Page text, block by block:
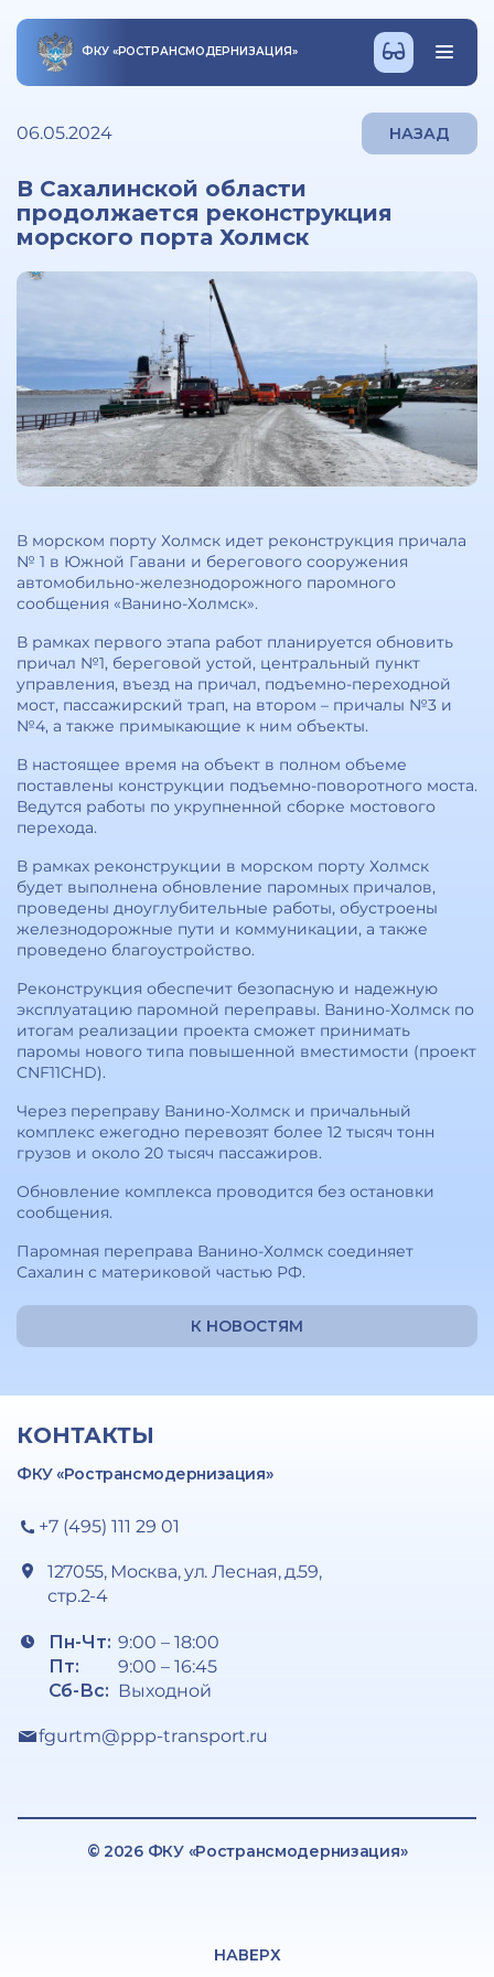
ФКУ «РОСТРАНСМОДЕРНИЗАЦИЯ»
06.05.2024 НАЗАД
В Сахалинской области
продолжается реконструкция
морского порта Холмск
В морском порту Холмск идет реконструкция причала
№ 1 в Южной Гавани и берегового сооружения
автомобильно-железнодорожного паромного
сообщения «Ванино-Холмск».
В рамках первого этапа работ планируется обновить
причал №1, береговой устой, центральный пункт
управления, въезд на причал, подъемно-переходной
мост, пассажирский трап, на втором – причалы №3 и
№4, а также примыкающие к ним объекты.
В настоящее время на объект в полном объеме
поставлены конструкции подъемно-поворотного моста.
Ведутся работы по укрупненной сборке мостового
перехода.
В рамках реконструкции в морском порту Холмск
будет выполнена обновление паромных причалов,
проведены дноуглубительные работы, обустроены
железнодорожные пути и коммуникации, а также
проведено благоустройство.
Реконструкция обеспечит безопасную и надежную
эксплуатацию паромной переправы. Ванино-Холмск по
итогам реализации проекта сможет принимать
паромы нового типа повышенной вместимости (проект
CNF11CHD).
Через переправу Ванино-Холмск и причальный
комплекс ежегодно перевозят более 12 тысяч тонн
грузов и около 20 тысяч пассажиров.
Обновление комплекса проводится без остановки
сообщения.
Паромная переправа Ванино-Холмск соединяет
Сахалин с материковой частью РФ.
К НОВОСТЯМ
КОНТАКТЫ
ФКУ «Ространсмодернизация»
+7 (495) 111 29 01
127055, Москва, ул. Лесная, д.59,
стр.2-4
Пн-Чт:
Пт:
Сб-Вс:
9:00 – 18:00
9:00 – 16:45
Выходной
fgurtm@ppp-transport.ru
© 2026 ФКУ «Ространсмодернизация»
НАВЕРХ